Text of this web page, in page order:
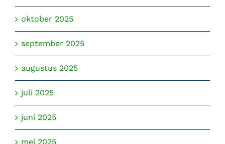
oktober 2025
september 2025
augustus 2025
juli 2025
juni 2025
mei 2025